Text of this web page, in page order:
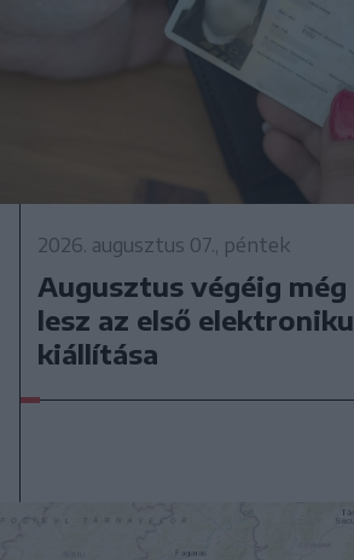
2026. augusztus 07., péntek
Augusztus végéig
lesz az első
kiállítása